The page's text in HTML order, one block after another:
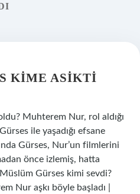
KIME ASIKTI
Muhterem Nur, rol aldığı
ile yaşadığı efsane
Gürses, Nur’un filmlerini
önce izlemiş, hatta
Gürses kimi sevdi?
Nur aşkı böyle başladı |